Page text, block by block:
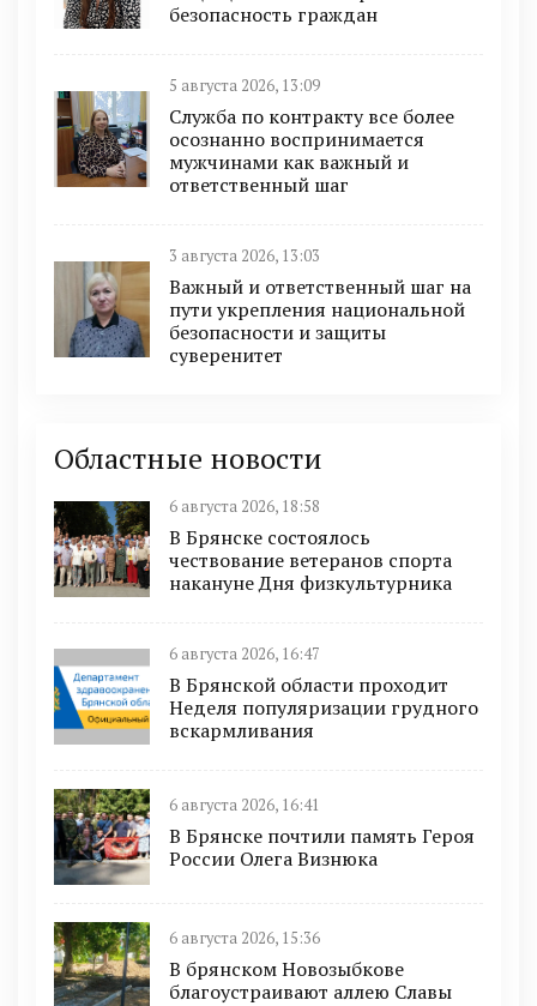
безопасность граждан
5 августа 2026, 13:09
Служба по контракту все более
осознанно воспринимается
мужчинами как важный и
ответственный шаг
3 августа 2026, 13:03
Важный и ответственный шаг на
пути укрепления национальной
безопасности и защиты
суверенитет
Областные новости
6 августа 2026, 18:58
В Брянске состоялось
чествование ветеранов спорта
накануне Дня физкультурника
6 августа 2026, 16:47
В Брянской области проходит
Неделя популяризации грудного
вскармливания
6 августа 2026, 16:41
В Брянске почтили память Героя
России Олега Визнюка
6 августа 2026, 15:36
В брянском Новозыбкове
благоустраивают аллею Славы